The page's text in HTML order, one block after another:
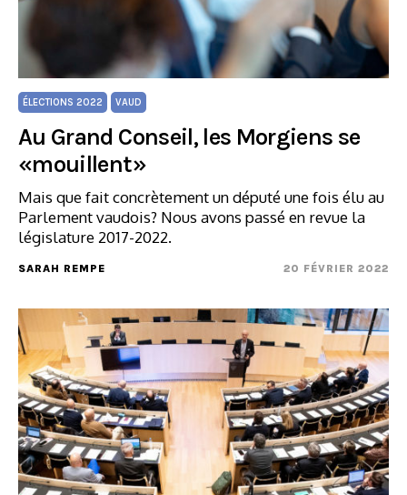
ÉLECTIONS 2022 VAUD
Au Grand Conseil, les Morgiens se
«mouillent»
Mais que fait concrètement un député une fois élu au
Parlement vaudois? Nous avons passé en revue la
législature 2017-2022.
SARAH REMPE 20 FÉVRIER 2022